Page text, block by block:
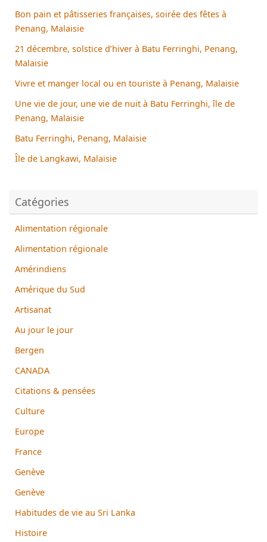
Bon pain et pâtisseries françaises, soirée des fêtes à
Penang, Malaisie
21 décembre, solstice d’hiver à Batu Ferringhi, Penang,
Malaisie
Vivre et manger local ou en touriste à Penang, Malaisie
Une vie de jour, une vie de nuit à Batu Ferringhi, île de
Penang, Malaisie
Batu Ferringhi, Penang, Malaisie
Île de Langkawi, Malaisie
Catégories
Alimentation régionale
Alimentation régionale
Amérindiens
Amérique du Sud
Artisanat
Au jour le jour
Bergen
CANADA
Citations & pensées
Culture
Europe
France
Genève
Genève
Habitudes de vie au Sri Lanka
Histoire